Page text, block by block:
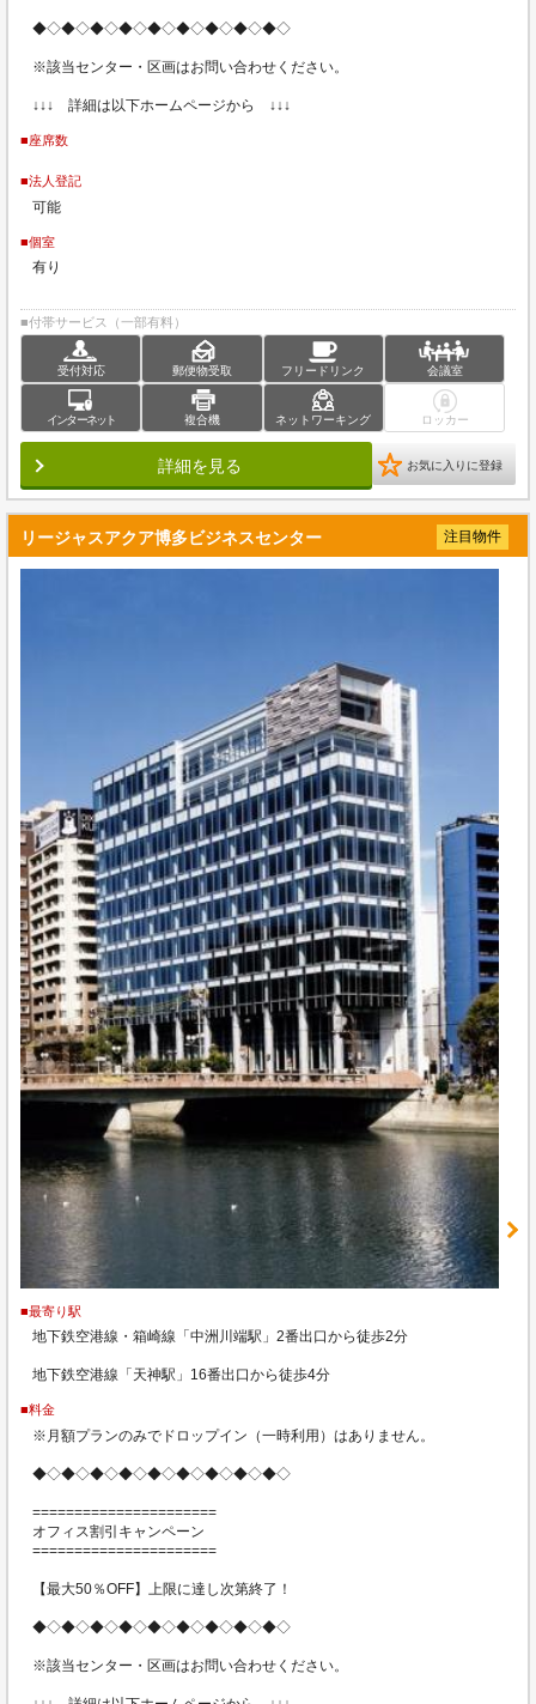
◆◇◆◇◆◇◆◇◆◇◆◇◆◇◆◇◆◇
※該当センター・区画はお問い合わせください。
↓↓↓ 詳細は以下ホームページから ↓↓↓
■座席数
■法人登記
可能
■個室
有り
■付帯サービス（一部有料）
受付対応 郵便物受取 フリードリンク 会議室
インターネット 複合機 ネットワーキング ロッカー
詳細を見る お気に入りに登録
リージャスアクア博多ビジネスセンター 注目物件
■最寄り駅
地下鉄空港線・箱崎線「中洲川端駅」2番出口から徒歩2分
地下鉄空港線「天神駅」16番出口から徒歩4分
■料金
※月額プランのみでドロップイン（一時利用）はありません。
◆◇◆◇◆◇◆◇◆◇◆◇◆◇◆◇◆◇
======================
オフィス割引キャンペーン
======================
【最大50％OFF】上限に達し次第終了！
◆◇◆◇◆◇◆◇◆◇◆◇◆◇◆◇◆◇
※該当センター・区画はお問い合わせください。